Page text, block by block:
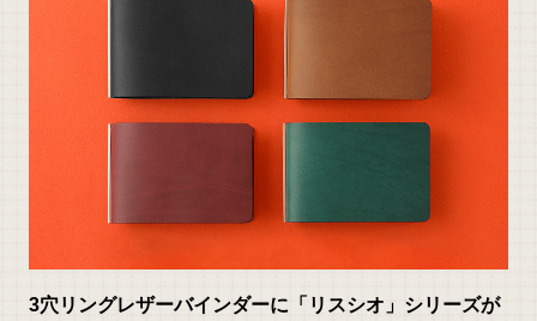
3穴リングレザーバインダーに「リスシオ」シリーズが